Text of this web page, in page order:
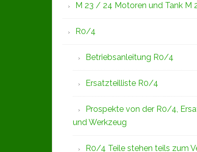
M 23 / 24 Motoren und Tank M
R0/4
Betriebsanleitung R0/4
Ersatzteilliste R0/4
Prospekte von der R0/4,
und Werkzeug
R0/4 Teile stehen teils zum